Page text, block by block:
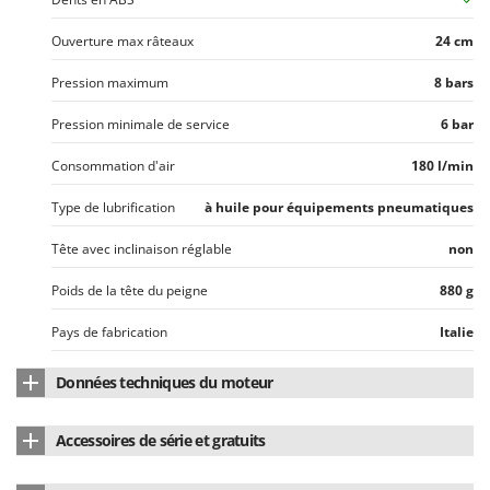
Stiga
Stocker
Sunseeker
Tecla
TecnoGen
Tellarini Pompe
Telwin
Tenco
Tineco
Titania
Tornado
Tre Spade
Trev - Abrek - TecnoVIR
Ouverture max râteaux 24 cm
Pression maximum 8 bars
Pression minimale de service 6 bar
Consommation d'air 180 l/min
Type de lubrification à huile pour équipements pneumatiques
Tête avec inclinaison réglable non
Poids de la tête du peigne 880 g
Pays de fabrication Italie
Données techniques du moteur
Nombre de cylindres 1
Accessoires de série et gratuits